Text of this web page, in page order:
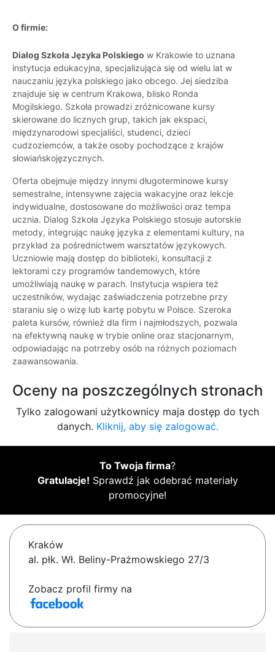
O firmie:
Dialog Szkoła Języka Polskiego w Krakowie to uznana
instytucja edukacyjna, specjalizująca się od wielu lat w
nauczaniu języka polskiego jako obcego. Jej siedziba
znajduje się w centrum Krakowa, blisko Ronda
Mogilskiego. Szkoła prowadzi zróżnicowane kursy
skierowane do licznych grup, takich jak ekspaci,
międzynarodowi specjaliści, studenci, dzieci
cudzoziemców, a także osoby pochodzące z krajów
słowiańskojęzycznych.
Oferta obejmuje między innymi długoterminowe kursy
semestralne, intensywne zajęcia wakacyjne oraz lekcje
indywidualne, dostosowane do możliwości oraz tempa
ucznia. Dialog Szkoła Języka Polskiego stosuje autorskie
metody, integrując naukę języka z elementami kultury, na
przykład za pośrednictwem warsztatów językowych.
Uczniowie mają dostęp do biblioteki, konsultacji z
lektorami czy programów tandemowych, które
umożliwiają naukę w parach. Instytucja wspiera też
uczestników, wydając zaświadczenia potrzebne przy
staraniu się o wizę lub kartę pobytu w Polsce. Szeroka
paleta kursów, również dla firm i najmłodszych, pozwala
na efektywną naukę w trybie online oraz stacjonarnym,
odpowiadając na potrzeby osób na różnych poziomach
zaawansowania.
Oceny na poszczególnych stronach
Tylko zalogowani użytkownicy maja dostęp do tych
danych. Kliknij, aby się zalogować.
To Twoja firma?
Gratulacje! Sprawdź jak odebrać materiały
promocyjne!
Kraków
al. płk. Wł. Beliny-Prażmowskiego 27/3
Zobacz profil firmy na